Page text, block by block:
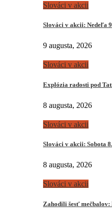
Slováci v akcii
Slováci v akcii: Nedeľa
9 augusta, 2026
Slováci v akcii
Explózia radosti pod
8 augusta, 2026
Slováci v akcii
Slováci v akcii: Sobota
8 augusta, 2026
Slováci v akcii
Zahodili šesť